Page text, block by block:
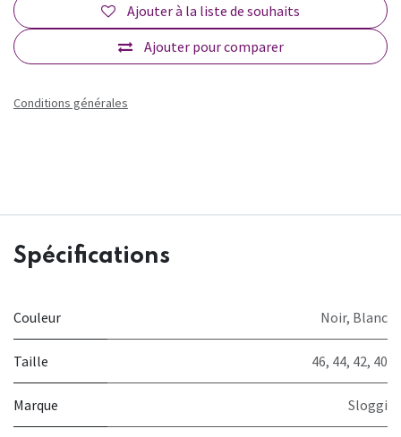
Ajouter pour comparer
Ajouter à la liste de souhaits
Conditions générales
Spécifications
Couleur Noir, Blanc
Taille 46, 44, 42, 40
Marque Sloggi